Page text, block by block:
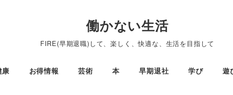
働かない生活
FIRE(早期退職)して、楽しく、快適な、生活を目指して
康 お得情報 芸術 本 早期退社 学び 遊